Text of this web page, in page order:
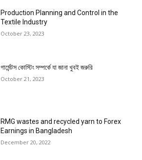
Production Planning and Control in the
Textile Industry
October 23, 2023
গার্মেন্টস কোস্টিং সম্পর্কে যা জানা খুবই জরুরি
October 21, 2023
RMG wastes and recycled yarn to Forex
Earnings in Bangladesh
December 20, 2022